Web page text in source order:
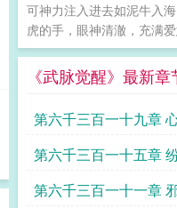
可神力注入进去如泥牛入
虎的手，眼神清澈，充满
《武脉觉醒》最新章
第六千三百一十九章
聪明了
第六千三百一十五章
跑
第六千三百一十一章